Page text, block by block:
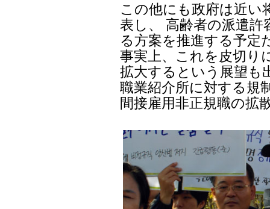
この他にも政府は近い
表し、 高齢者の派遣
る方案を推進する予定
事実上、これを皮切り
拡大するという展望も
職業紹介所に対する規
間接雇用非正規職の拡